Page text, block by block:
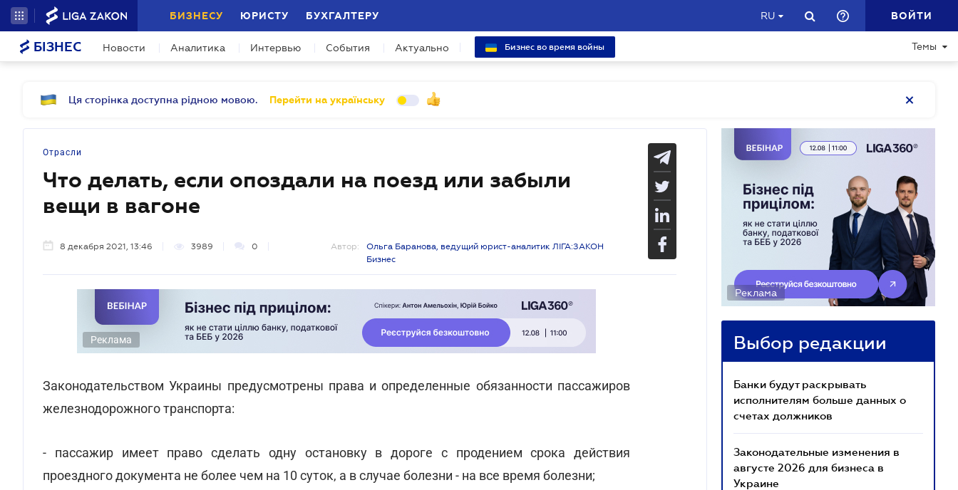
БИЗНЕСУ ЮРИСТУ БУХГАЛТЕРУ RU ВОЙТИ
БІЗНЕС Новости Аналитика Интервью События Актуально Бизнес во время войны Темы
Ця сторінка доступна рідною мовою. Перейти на українську
Отрасли
Что делать, если опоздали на поезд или забыли
вещи в вагоне
8 декабря 2021, 13:46 3989 0 Автор:
Ольга Баранова, ведущий юрист-аналитик ЛІГА:ЗАКОН
Бизнес
Реклама
Законодательством Украины предусмотрены права и определенные обязанности пассажиров
железнодорожного транспорта:
- пассажир имеет право сделать одну остановку в дороге с продением срока действия
проездного документа не более чем на 10 суток, а в случае болезни - на все время болезни;
Реклама
Выбор редакции
Банки будут раскрывать
исполнителям больше данных о
счетах должников
Законодательные изменения в
августе 2026 для бизнеса в
Украине